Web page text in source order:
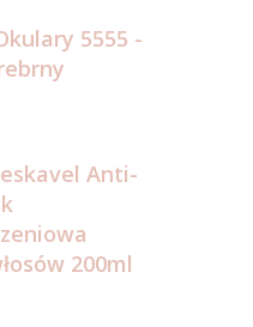
5555 -
Anti-
200ml